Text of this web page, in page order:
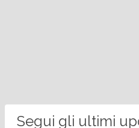
Segui gli ultimi